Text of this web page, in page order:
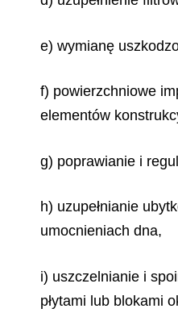
e) wymianę
f) powierzchniowe
elementów
g) poprawianie i
h) uzupełnianie
umocnieniach dna,
i) uszczelnianie i
płytami lub blokami